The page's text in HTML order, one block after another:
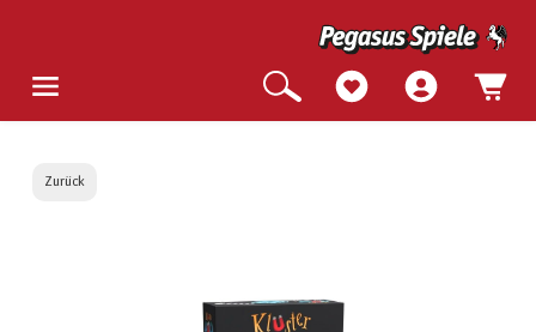
Zurück